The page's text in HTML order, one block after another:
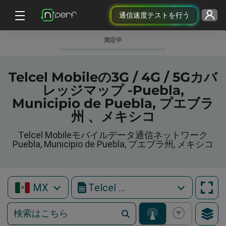
通信速度テストを行う
測定中
Telcel Mobileの3G / 4G / 5Gカバ
レッジマップ -Puebla,
Municipio de Puebla, プエブラ
州 、メキシコ
Telcel Mobileモバイルデータ通信ネットワーク
Puebla, Municipio de Puebla, プエブラ州, メキシコ
MX Telcel Mobile